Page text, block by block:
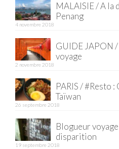
Saint-Malo
Vendée
Berlin
Danemark
MALAISIE / A la
Penang
4 novembre 2018
GUIDE JAPON
voyage
2 novembre 2018
PARIS / #Resto
Taïwan
26 septembre 2018
Blogueur
disparition
19 septembre 2018